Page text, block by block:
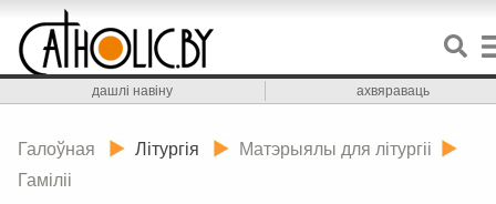
дашлі навіну ахвяраваць
Галоўная Літургія
Матэрыялы для літургіі
Гаміліі